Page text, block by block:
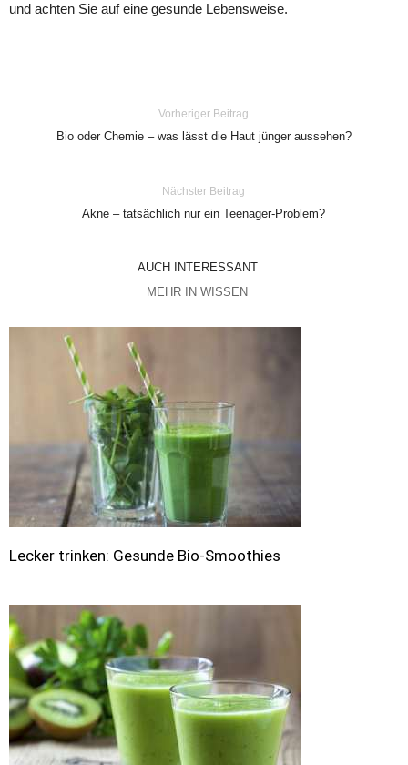
und achten Sie auf eine gesunde Lebensweise.
Vorheriger Beitrag
Bio oder Chemie – was lässt die Haut jünger aussehen?
Nächster Beitrag
Akne – tatsächlich nur ein Teenager-Problem?
AUCH INTERESSANT
MEHR IN WISSEN
Lecker trinken: Gesunde Bio-Smoothies